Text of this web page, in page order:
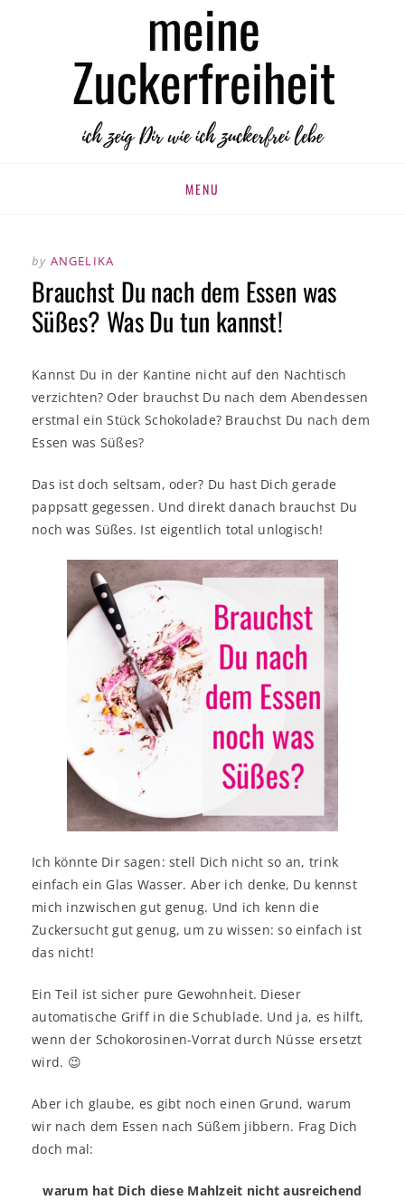
MEINE
ZUCKERFREIHEIT
zuckerfrei leben
MENU
by ANGELIKA
Brauchst Du nach dem Essen was
Süßes? Was Du tun kannst!
Kannst Du in der Kantine nicht auf den Nachtisch
verzichten? Oder brauchst Du nach dem Abendessen
erstmal ein Stück Schokolade? Brauchst Du nach dem
Essen was Süßes?
Das ist doch seltsam, oder? Du hast Dich gerade
pappsatt gegessen. Und direkt danach brauchst Du
noch was Süßes. Ist eigentlich total unlogisch!
Ich könnte Dir sagen: stell Dich nicht so an, trink
einfach ein Glas Wasser. Aber ich denke, Du kennst
mich inzwischen gut genug. Und ich kenn die
Zuckersucht gut genug, um zu wissen: so einfach ist
das nicht!
Ein Teil ist sicher pure Gewohnheit. Dieser
automatische Griff in die Schublade. Und ja, es hilft,
wenn der Schokorosinen-Vorrat durch Nüsse ersetzt
wird. 😉
Aber ich glaube, es gibt noch einen Grund, warum
wir nach dem Essen nach Süßem jibbern. Frag Dich
doch mal:
warum hat Dich diese Mahlzeit nicht ausreichend